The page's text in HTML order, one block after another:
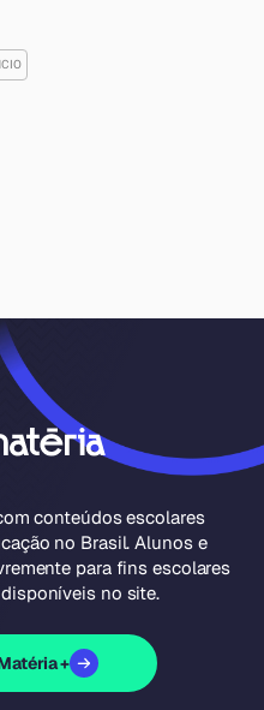
conteúdos escolares
no Brasil. Alunos e
para fins escolares
no site.
+